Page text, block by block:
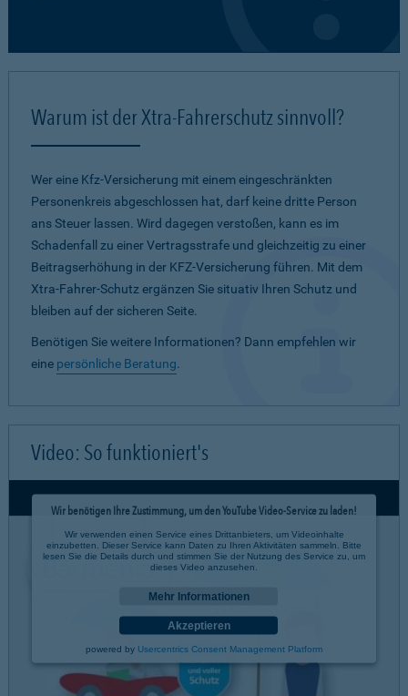
Warum ist der Xtra-Fahrerschutz sinnvoll?
Wer eine Kfz-Versicherung mit einem eingeschränkten
Personenkreis abgeschlossen hat, darf keine dritte Person
ans Steuer lassen. Wird dagegen verstoßen, kann es im
Schadenfall zu einer Vertragsstrafe und gleichzeitig zu einer
Beitragserhöhung in der KFZ-Versicherung führen. Mit dem
Xtra-Fahrer-Schutz ergänzen Sie situativ Ihren Schutz und
bleiben auf der sicheren Seite.
Benötigen Sie weitere Informationen? Dann empfehlen wir
eine persönliche Beratung.
Video: So funktioniert's
Wir benötigen Ihre Zustimmung, um den YouTube Video-Service zu laden!
Wir verwenden einen Service eines Drittanbieters, um Videoinhalte
einzubetten. Dieser Service kann Daten zu Ihren Aktivitäten sammeln. Bitte
lesen Sie die Details durch und stimmen Sie der Nutzung des Service zu, um
dieses Video anzusehen.
Mehr Informationen
Akzeptieren
powered by Usercentrics Consent Management Platform